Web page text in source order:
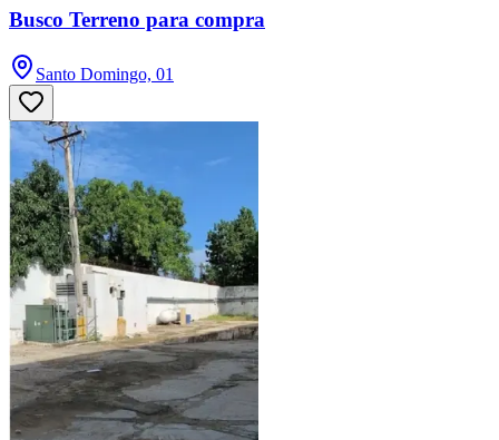
Busco Terreno para compra
Santo Domingo, 01